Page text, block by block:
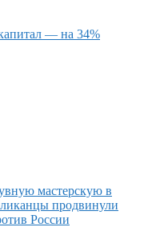
— на 34%
мастерскую в
продвинули
России